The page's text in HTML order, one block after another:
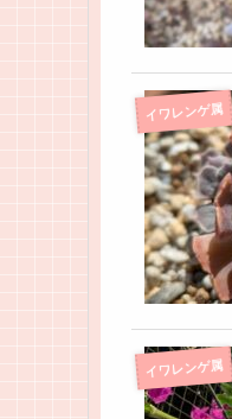
イワレンゲ属
イワレンゲ属